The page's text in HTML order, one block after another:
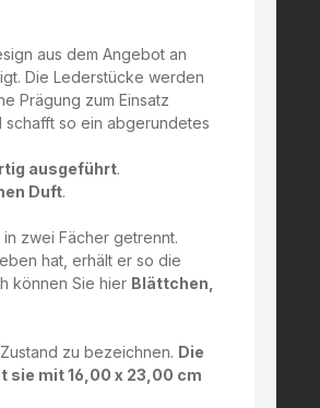
aus dem Angebot an
Die Lederstücke werden
Prägung zum Einsatz
schafft so ein abgerundetes
ausgeführt.
Duft.
zwei Fächer getrennt.
hat, erhält er so die
können Sie hier Blättchen,
zu bezeichnen. Die
sie mit 16,00 x 23,00 cm